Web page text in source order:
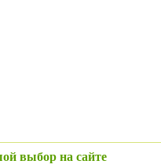
выбор на сайте